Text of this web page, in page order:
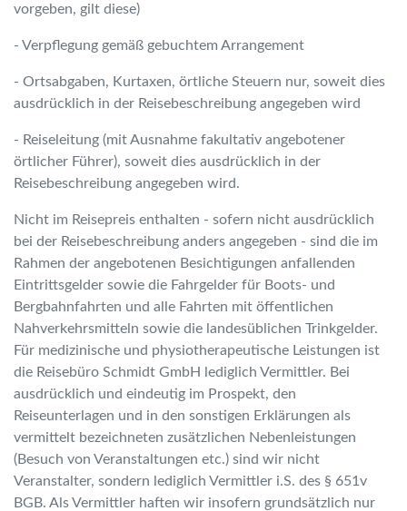
vorgeben, gilt diese)
- Verpflegung gemäß gebuchtem Arrangement
- Ortsabgaben, Kurtaxen, örtliche Steuern nur, soweit dies
ausdrücklich in der Reisebeschreibung angegeben wird
- Reiseleitung (mit Ausnahme fakultativ angebotener
örtlicher Führer), soweit dies ausdrücklich in der
Reisebeschreibung angegeben wird.
Nicht im Reisepreis enthalten - sofern nicht ausdrücklich
bei der Reisebeschreibung anders angegeben - sind die im
Rahmen der angebotenen Besichtigungen anfallenden
Eintrittsgelder sowie die Fahrgelder für Boots- und
Bergbahnfahrten und alle Fahrten mit öffentlichen
Nahverkehrsmitteln sowie die landesüblichen Trinkgelder.
Für medizinische und physiotherapeutische Leistungen ist
die Reisebüro Schmidt GmbH lediglich Vermittler. Bei
ausdrücklich und eindeutig im Prospekt, den
Reiseunterlagen und in den sonstigen Erklärungen als
vermittelt bezeichneten zusätzlichen Nebenleistungen
(Besuch von Veranstaltungen etc.) sind wir nicht
Veranstalter, sondern lediglich Vermittler i.S. des § 651v
BGB. Als Vermittler haften wir insofern grundsätzlich nur